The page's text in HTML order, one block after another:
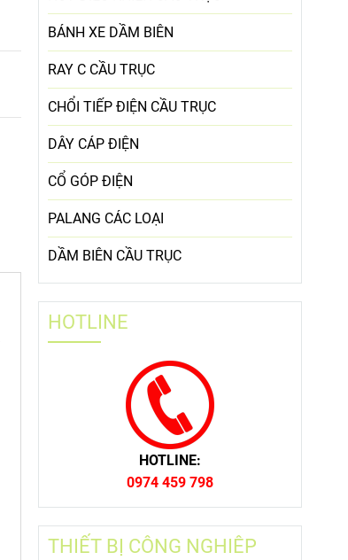
BÁNH XE DẦM BIÊN
RAY C CẦU TRỤC
CHỔI TIẾP ĐIỆN CẦU TRỤC
DÂY CÁP ĐIỆN
CỔ GÓP ĐIỆN
PALANG CÁC LOẠI
DẦM BIÊN CẦU TRỤC
HOTLINE
HOTLINE:
0974 459 798
THIẾT BỊ CÔNG NGHIÊP